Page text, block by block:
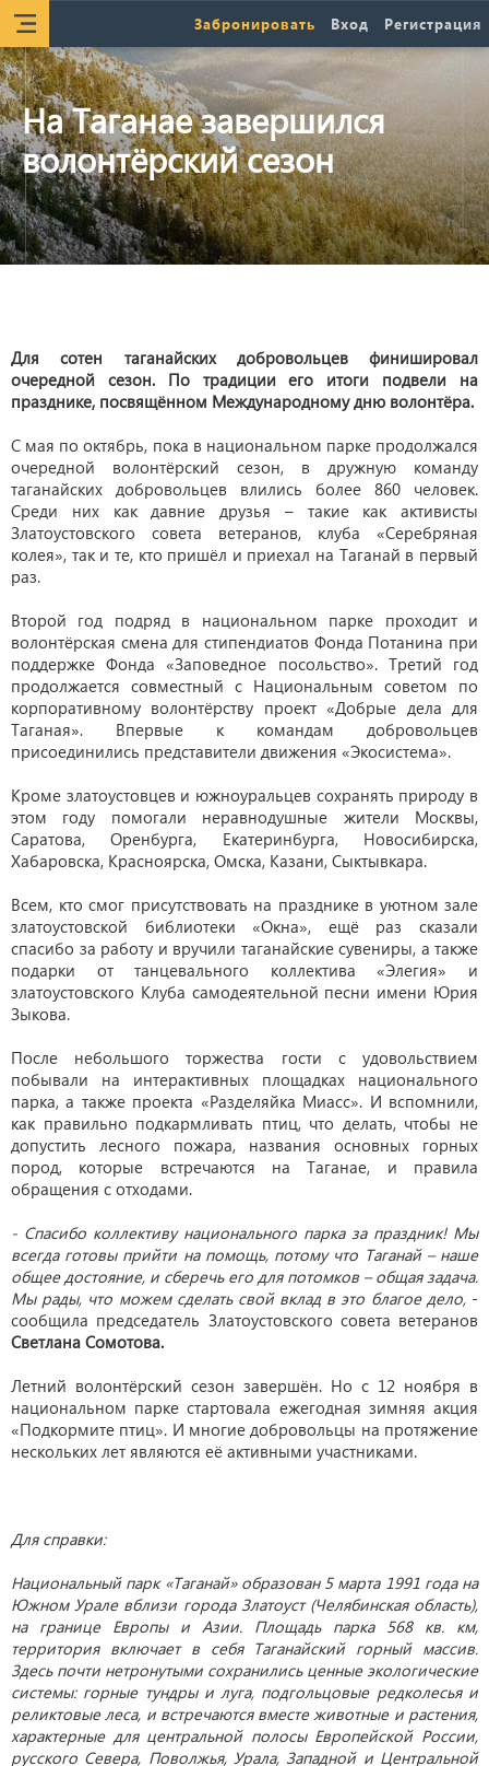
Забронировать Вход Регистрация
На Таганае завершился
волонтёрский сезон
Для сотен таганайских добровольцев финишировал
очередной сезон. По традиции его итоги подвели на
празднике, посвящённом Международному дню волонтёра.
С мая по октябрь, пока в национальном парке продолжался
очередной волонтёрский сезон, в дружную команду
таганайских добровольцев влились более 860 человек.
Среди них как давние друзья – такие как активисты
Златоустовского совета ветеранов, клуба «Серебряная
колея», так и те, кто пришёл и приехал на Таганай в первый
раз.
Второй год подряд в национальном парке проходит и
волонтёрская смена для стипендиатов Фонда Потанина при
поддержке Фонда «Заповедное посольство». Третий год
продолжается совместный с Национальным советом по
корпоративному волонтёрству проект «Добрые дела для
Таганая». Впервые к командам добровольцев
присоединились представители движения «Экосистема».
Кроме златоустовцев и южноуральцев сохранять природу в
этом году помогали неравнодушные жители Москвы,
Саратова, Оренбурга, Екатеринбурга, Новосибирска,
Хабаровска, Красноярска, Омска, Казани, Сыктывкара.
Всем, кто смог присутствовать на празднике в уютном зале
златоустовской библиотеки «Окна», ещё раз сказали
спасибо за работу и вручили таганайские сувениры, а также
подарки от танцевального коллектива «Элегия» и
златоустовского Клуба самодеятельной песни имени Юрия
Зыкова.
После небольшого торжества гости с удовольствием
побывали на интерактивных площадках национального
парка, а также проекта «Разделяйка Миасс». И вспомнили,
как правильно подкармливать птиц, что делать, чтобы не
допустить лесного пожара, названия основных горных
пород, которые встречаются на Таганае, и правила
обращения с отходами.
- Спасибо коллективу национального парка за праздник! Мы
всегда готовы прийти на помощь, потому что Таганай – наше
общее достояние, и сберечь его для потомков – общая задача.
Мы рады, что можем сделать свой вклад в это благое дело, -
сообщила председатель Златоустовского совета ветеранов
Светлана Сомотова.
Летний волонтёрский сезон завершён. Но с 12 ноября в
национальном парке стартовала ежегодная зимняя акция
«Подкормите птиц». И многие добровольцы на протяжение
нескольких лет являются её активными участниками.
Для справки:
Национальный парк «Таганай» образован 5 марта 1991 года на
Южном Урале вблизи города Златоуст (Челябинская область),
на границе Европы и Азии. Площадь парка 568 кв. км,
территория включает в себя Таганайский горный массив.
Здесь почти нетронутыми сохранились ценные экологические
системы: горные тундры и луга, подгольцовые редколесья и
реликтовые леса, и встречаются вместе животные и растения,
характерные для центральной полосы Европейской России,
русского Севера, Поволжья, Урала, Западной и Центральной